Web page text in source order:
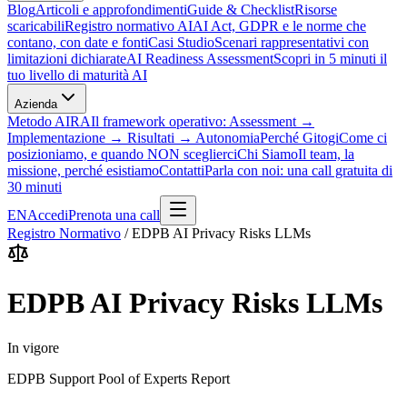
BlogArticoli e approfondimentiGuide & ChecklistRisorse
scaricabiliRegistro normativo AIAI Act, GDPR e le norme che
contano, con date e fontiCasi StudioScenari rappresentativi con
limitazioni dichiarateAI Readiness AssessmentScopri in 5 minuti il
tuo livello di maturità AI
Azienda
Metodo AIRAIl framework operativo: Assessment →
Implementazione → Risultati → AutonomiaPerché GitogiCome ci
posizioniamo, e quando NON sceglierciChi SiamoIl team, la
missione, perché esistiamoContattiParla con noi: una call gratuita di
30 minuti
ENAccediPrenota una call
Registro Normativo /EDPB AI Privacy Risks LLMs
EDPB AI Privacy Risks LLMs
In vigore
EDPB Support Pool of Experts Report